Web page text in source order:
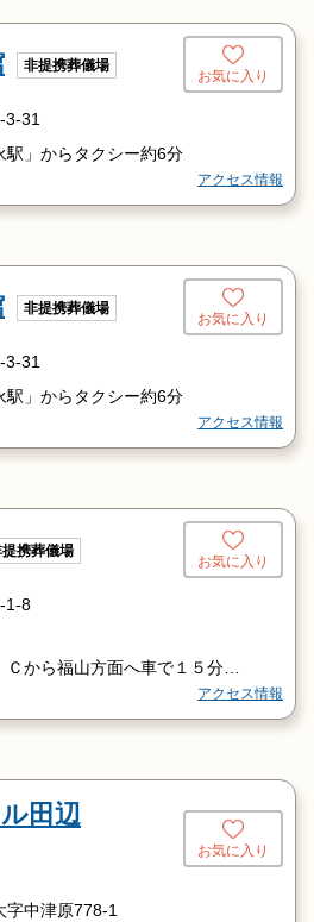
非提携葬儀場
お気に入り
3-31
駅」からタクシー約6分
アクセス情報
非提携葬儀場
お気に入り
3-31
駅」からタクシー約6分
アクセス情報
携葬儀場
お気に入り
1-8
Ｃから福山方面へ車で１５分
ーで５分
ス（千年橋・内海農協・沼隈支所
前下車すぐ
アクセス情報
田辺
お気に入り
字中津原778-1